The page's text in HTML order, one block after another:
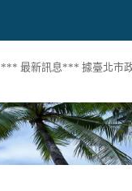
*** 最新訊息*** 據臺北市政